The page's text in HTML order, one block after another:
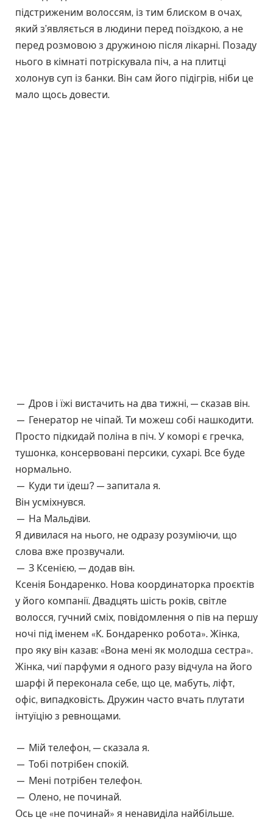
підстриженим волоссям, із тим блиском в очах,
який з’являється в людини перед поїздкою, а не
перед розмовою з дружиною після лікарні. Позаду
нього в кімнаті потріскувала піч, а на плитці
холонув суп із банки. Він сам його підігрів, ніби це
мало щось довести.
— Дров і їжі вистачить на два тижні, — сказав він.
— Генератор не чіпай. Ти можеш собі нашкодити.
Просто підкидай поліна в піч. У коморі є гречка,
тушонка, консервовані персики, сухарі. Все буде
нормально.
— Куди ти їдеш? — запитала я.
Він усміхнувся.
— На Мальдіви.
Я дивилася на нього, не одразу розуміючи, що
слова вже прозвучали.
— З Ксенією, — додав він.
Ксенія Бондаренко. Нова координаторка проєктів
у його компанії. Двадцять шість років, світле
волосся, гучний сміх, повідомлення о пів на першу
ночі під іменем «К. Бондаренко робота». Жінка,
про яку він казав: «Вона мені як молодша сестра».
Жінка, чиї парфуми я одного разу відчула на його
шарфі й переконала себе, що це, мабуть, ліфт,
офіс, випадковість. Дружин часто вчать плутати
інтуїцію з ревнощами.
— Мій телефон, — сказала я.
— Тобі потрібен спокій.
— Мені потрібен телефон.
— Олено, не починай.
Ось це «не починай» я ненавиділа найбільше.